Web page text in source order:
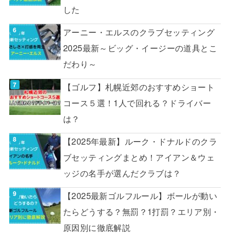
した
アーニー・エルスのクラブセッティング
2025最新～ビッグ・イージーの道具とこ
だわり～
【ゴルフ】札幌近郊のおすすめショート
コース５選！1人で回れる？ドライバー
は？
【2025年最新】ルーク・ドナルドのクラ
ブセッティングまとめ！アイアン＆ウェ
ッジの名手が選んだクラブは？
【2025最新ゴルフルール】ボールが動い
たらどうする？無罰？1打罰？エリア別・
原因別に徹底解説